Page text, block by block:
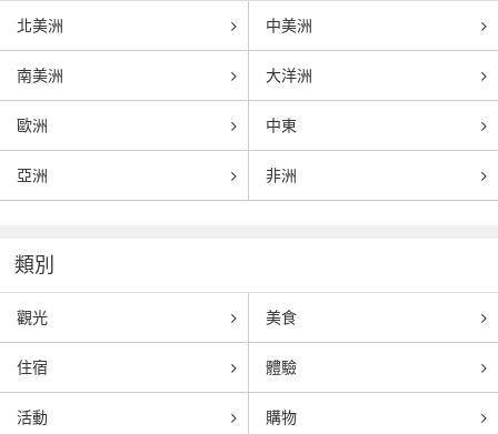
北美洲 中美洲
南美洲 大洋洲
歐洲 中東
亞洲 非洲
類別
觀光 美食
住宿 體驗
活動 購物